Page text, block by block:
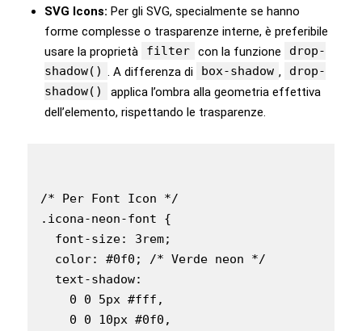
SVG Icons: Per gli SVG, specialmente se hanno
forme complesse o trasparenze interne, è preferibile
usare la proprietà
filter con la funzione
drop-
shadow()
. A differenza di box-shadow ,
drop-
shadow()
applica l’ombra alla geometria effettiva
dell’elemento, rispettando le trasparenze.
/* Per Font Icon */
.icona-neon-font {
  font-size: 3rem;
  color: #0f0; /* Verde neon */
  text-shadow:
    0 0 5px #fff,
    0 0 10px #0f0,